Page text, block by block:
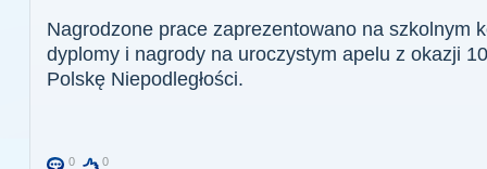
Nagrodzone prace zaprezentowano na szkolnym
dyplomy i nagrody na uroczystym apelu z okazji
Polskę Niepodległości.
0 0